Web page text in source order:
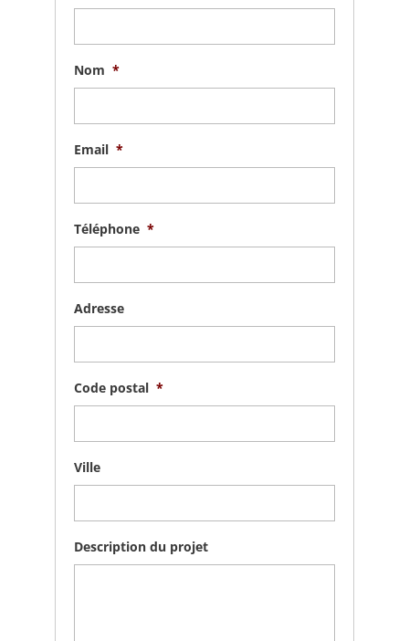
Nom *
Email *
Téléphone *
Adresse
Code postal *
Ville
Description du projet